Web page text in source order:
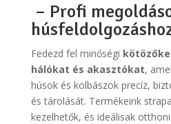
– Profi
Fedezd fel minőségi
hálókat és akasztókat,
húsok és kolbászok precíz,
és tárolását. Termékeink
kezelhetők, és ideálisak